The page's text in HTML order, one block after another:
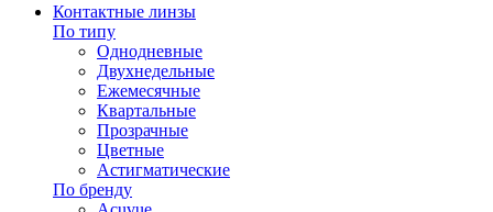
Контактные линзы
По типу
Однодневные
Двухнедельные
Ежемесячные
Квартальные
Прозрачные
Цветные
Астигматические
По бренду